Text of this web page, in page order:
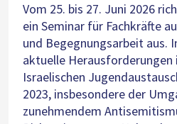
Vom 25. bis 27. Juni 2026
ein Seminar für Fachkräfte
und Begegnungsarbeit aus.
aktuelle Herausforderungen
Israelischen
2023, insbesondere der
zunehmendem